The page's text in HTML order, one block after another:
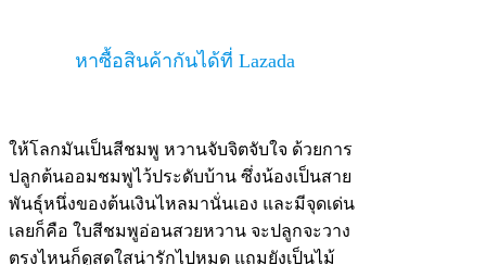
หาซื้อสินค้ากันได้ที่ Lazada
ให้โลกมันเป็นสีชมพู หวานจับจิตจับใจ ด้วยการ
ปลูกต้นออมชมพูไว้ประดับบ้าน ซึ่งน้องเป็นสาย
พันธุ์หนึ่งของต้นเงินไหลมานั่นเอง และมีจุดเด่น
เลยก็คือ ใบสีชมพูอ่อนสวยหวาน จะปลูกจะวาง
ตรงไหนก็ดูสดใสน่ารักไปหมด แถมยังเป็นไม้